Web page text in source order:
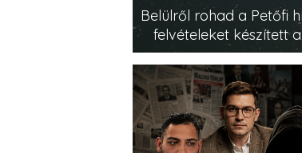
Belülről rohad a Petőfi
felvételeket készített